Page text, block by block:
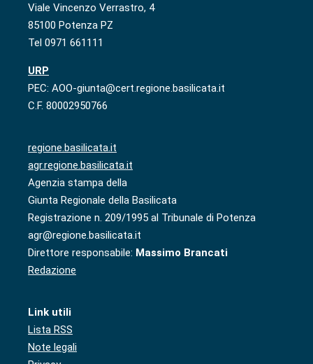
Viale Vincenzo Verrastro, 4
85100 Potenza PZ
Tel 0971 661111
URP
PEC: AOO-giunta@cert.regione.basilicata.it
C.F. 80002950766
regione.basilicata.it
agr.regione.basilicata.it
Agenzia stampa della
Giunta Regionale della Basilicata
Registrazione n. 209/1995 al Tribunale di Potenza
agr@regione.basilicata.it
Direttore responsabile: Massimo Brancati
Redazione
Link utili
Lista RSS
Note legali